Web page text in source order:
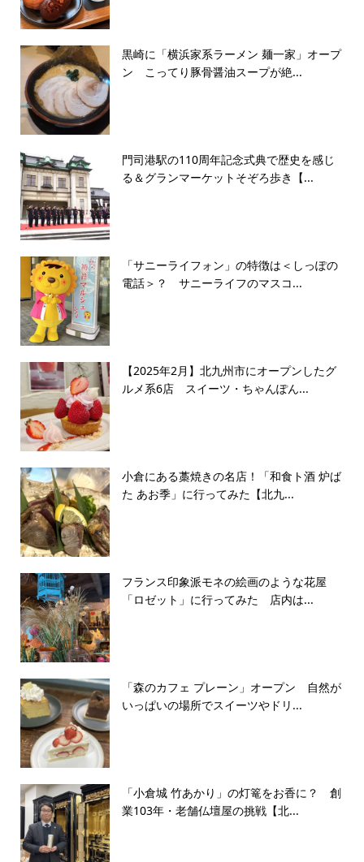
黒崎に「横浜家系ラーメン 麺一家」オープ
ン こってり豚骨醤油スープが絶...
門司港駅の110周年記念式典で歴史を感じ
る＆グランマーケットそぞろ歩き【...
「サニーライフォン」の特徴は＜しっぽの
電話＞？ サニーライフのマスコ...
【2025年2月】北九州市にオープンしたグ
ルメ系6店 スイーツ・ちゃんぽん...
小倉にある藁焼きの名店！「和食ト酒 炉ば
た あお季」に行ってみた【北九...
フランス印象派モネの絵画のような花屋
「ロゼット」に行ってみた 店内は...
「森のカフェ プレーン」オープン 自然が
いっぱいの場所でスイーツやドリ...
「小倉城 竹あかり」の灯篭をお香に？ 創
業103年・老舗仏壇屋の挑戦【北...